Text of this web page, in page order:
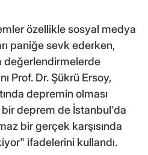
özellikle sosyal medya
paniğe sevk ederken,
değerlendirmelerde
Prof. Dr. Şükrü Ersoy,
depremin olması
deprem de İstanbul'da
bir gerçek karşısında
ifadelerini kullandı.